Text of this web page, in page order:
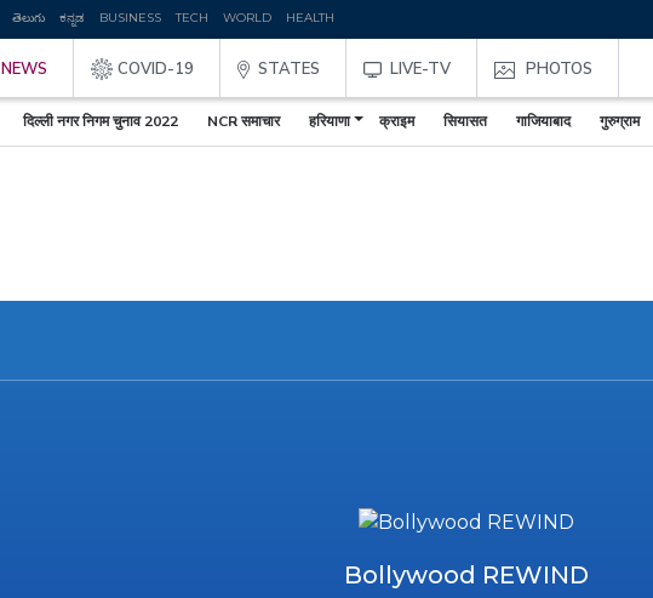
తెలుగు ಕನ್ನಡ BUSINESS TECH WORLD HEALTH
NEWS COVID-19 STATES LIVE-TV PHOTOS
दिल्ली नगर निगम चुनाव 2022 NCR समाचार हरियाणा क्राइम सियासत गाजियाबाद गुरुग्राम
Bollywood REWIND